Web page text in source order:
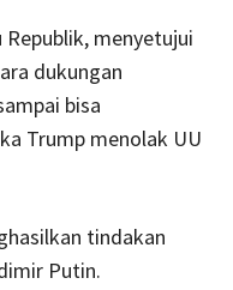
Republik, menyetujui
dukungan
bisa
Trump menolak UU
tindakan
Putin.